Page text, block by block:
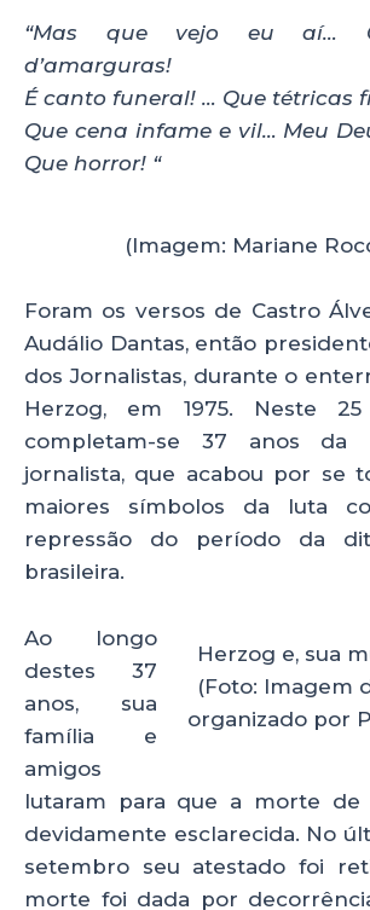
“Mas que vejo eu aí…
d’amarguras!
É canto funeral! … Que tétricas
Que cena infame e vil… Meu
Que horror! “
(Imagem: Mariane
Foram os versos de Castro
Audálio Dantas, então
dos Jornalistas, durante o
Herzog, em 1975. Neste
completam-se 37 anos da
jornalista, que acabou por se
maiores símbolos da luta
repressão do período da
brasileira.
Herzog e, sua
(Foto: Imagem
organizado por
Ao longo
destes 37
anos, sua
família e
amigos
lutaram para que a morte de
devidamente esclarecida. No
setembro seu atestado foi
morte foi dada por